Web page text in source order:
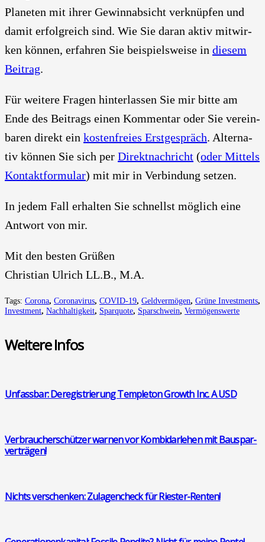
Pla­ne­ten mit ihrer Gewinn­ab­sicht ver­knüp­fen und
damit erfolg­reich sind. Wie Sie dar­an aktiv mit­wir­
ken kön­nen, erfah­ren Sie bei­spiels­wei­se in die­sem
Bei­trag.
Für wei­te­re Fra­gen hin­ter­las­sen Sie mir bit­te am
Ende des Bei­trags einen Kom­men­tar oder Sie ver­ein­
ba­ren direkt ein kos­ten­frei­es Erst­ge­spräch. Alter­na­
tiv kön­nen Sie sich per Direkt­nach­richt (oder Mit­tels
Kon­takt­for­mu­lar) mit mir in Ver­bin­dung set­zen.
In jedem Fall erhal­ten Sie schnellst mög­lich eine
Ant­wort von mir.
Mit den bes­ten Grü­ßen
Chris­ti­an Ulrich LL.B., M.A.
Tags: Corona, Coronavirus, COVID-19, Geldvermögen, Grüne Investments,
Investment, Nachhaltigkeit, Sparquote, Sparschwein, Vermögenswerte
Wei­te­re Infos
Unfass­bar: Dere­gis­trie­rung Temp­le­ton Growth Inc. A USD
Ver­brau­cher­schüt­zer war­nen vor Kom­bi­dar­le­hen mit Bau­spar­
ver­trä­gen!
Nichts ver­schen­ken: Zula­gen­check für Ries­ter-Ren­ten!